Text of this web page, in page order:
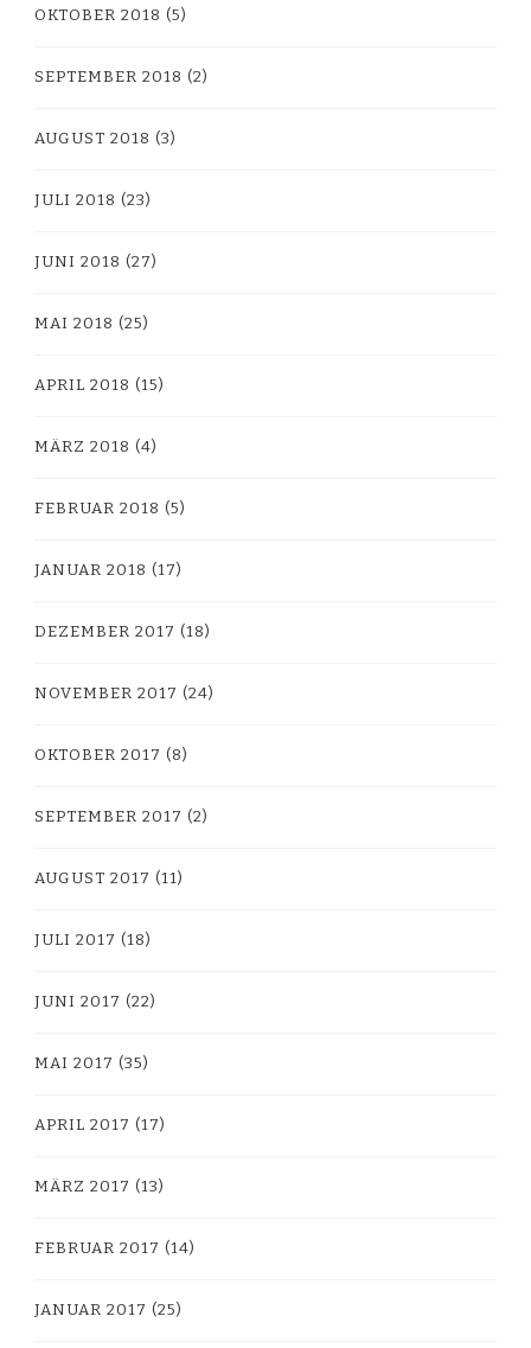
OKTOBER 2018 (5)
SEPTEMBER 2018 (2)
AUGUST 2018 (3)
JULI 2018 (23)
JUNI 2018 (27)
MAI 2018 (25)
APRIL 2018 (15)
MÄRZ 2018 (4)
FEBRUAR 2018 (5)
JANUAR 2018 (17)
DEZEMBER 2017 (18)
NOVEMBER 2017 (24)
OKTOBER 2017 (8)
SEPTEMBER 2017 (2)
AUGUST 2017 (11)
JULI 2017 (18)
JUNI 2017 (22)
MAI 2017 (35)
APRIL 2017 (17)
MÄRZ 2017 (13)
FEBRUAR 2017 (14)
JANUAR 2017 (25)